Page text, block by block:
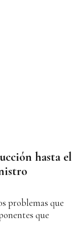
hasta el
problemas que
que